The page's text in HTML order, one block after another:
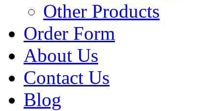
Other Products
Order Form
About Us
Contact Us
Blog